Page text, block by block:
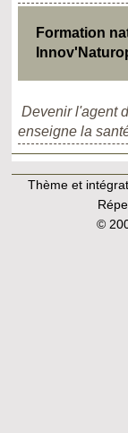
Formation
Devenir l'agent
enseigne la
Thème et
©